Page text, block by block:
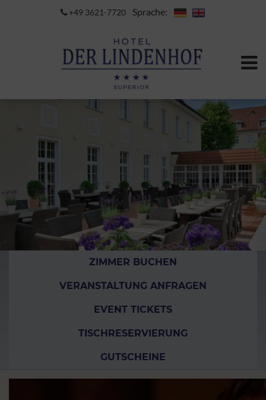
+49 3621-7720 Sprache:
ZIMMER BUCHEN
VERANSTALTUNG ANFRAGEN
EVENT TICKETS
TISCHRESERVIERUNG
GUTSCHEINE